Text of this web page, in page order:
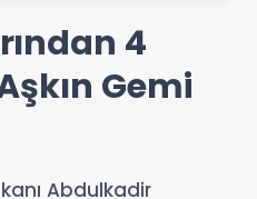
4
Gemi
Abdulkadir